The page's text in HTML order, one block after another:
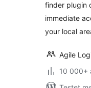
finder plugin
immediate
your local
Agile
10 000+